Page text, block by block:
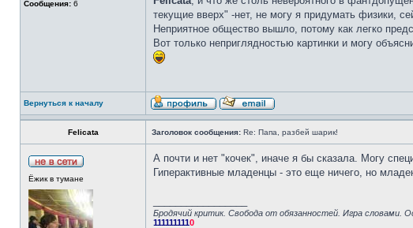
Сообщения: 6
текущие вверх" -нет, не могу я придумать физики,
Неприятное общество вышло, потому как легко
Вот только неприглядностью картинки и могу
Вернуться к началу
Felicata Заголовок сообщения: Re: Папа, разбей шарик!
Ёжик в тумане
А почти и нет "кочек", иначе я бы сказала. Могу
Гиперактивные младенцы - это еще ничего, но
Бродячий критик. Свобода от обязанностей. Игра словами.
1111111110